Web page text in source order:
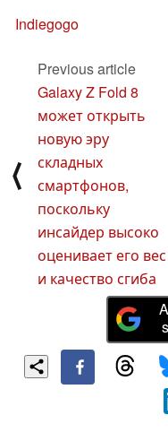
Indiegogo
⟨
Previous article
Galaxy Z Fold 8
может открыть
новую эру
складных
смартфонов,
поскольку
инсайдер высоко
оценивает его вес
и качество сгиба